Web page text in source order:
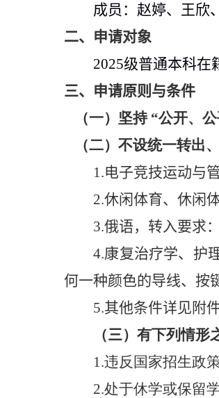
成员：赵婷、王欣
二、申请对象
2025级普通本科在
三、 申请原则与条件
（一）坚持 “公开、
（二）不设统一转出
1.电子竞技运动与
2.休闲体育、休闲
3.俄语，转入要求
4.康复治疗学、护
何一种颜色的导线、按
5.其他条件详见附
（三）有下列情形
1.违反国家招生政
2.处于休学或保留